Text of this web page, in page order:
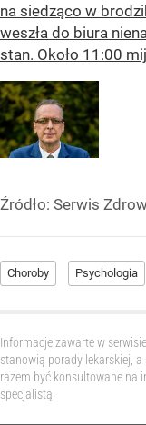
na siedząco w
weszła do biura
stan. Około 11:00
Źródło: Serwis
Choroby Psychologia
Informacje zawarte w
stanowią porady lekarskiej,
razem być konsultowane na
specjalistą.